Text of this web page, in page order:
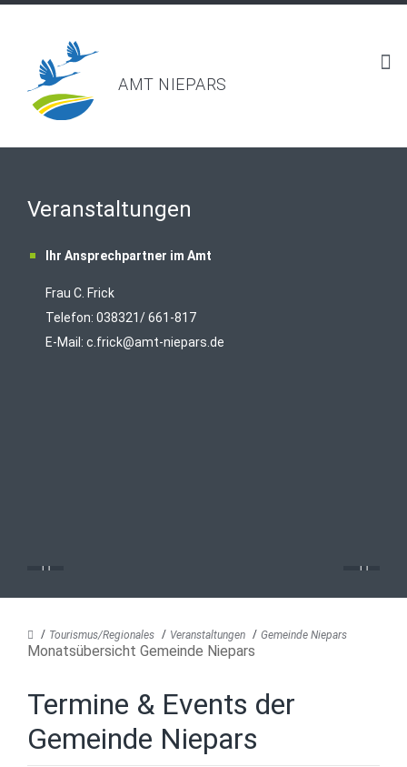
AMT NIEPARS
Veranstaltungen
Ihr Ansprechpartner im Amt
Frau C. Frick
Telefon: 038321/ 661-817
E-Mail: c.frick@amt-niepars.de
Tourismus/Regionales Veranstaltungen Gemeinde Niepars
Monatsübersicht Gemeinde Niepars
Termine & Events der
Gemeinde Niepars